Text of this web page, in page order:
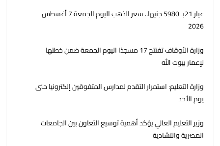
عيار 21بـ 5980 جنيها.. سعر الذهب اليوم الجمعة 7 أغسطس
2026
وزارة الأوقاف تفتتح 17 مسجدًا اليوم الجمعة ضمن خطتها
لإعمار بيوت الله
وزارة التعليم: استمرار التقدم لمدارس المتفوقين إلكترونيا حتى
يوم الأحد
وزير التعليم العالي يؤكد أهمية توسيع التعاون بين الجامعات
المصرية والتشادية